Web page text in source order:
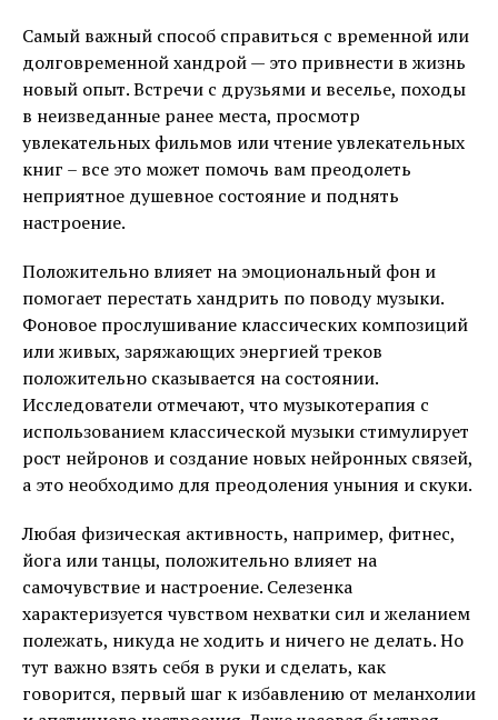
Самый важный способ справиться с временной или
долговременной хандрой — это привнести в жизнь
новый опыт. Встречи с друзьями и веселье, походы
в неизведанные ранее места, просмотр
увлекательных фильмов или чтение увлекательных
книг – все это может помочь вам преодолеть
неприятное душевное состояние и поднять
настроение.
Положительно влияет на эмоциональный фон и
помогает перестать хандрить по поводу музыки.
Фоновое прослушивание классических композиций
или живых, заряжающих энергией треков
положительно сказывается на состоянии.
Исследователи отмечают, что музыкотерапия с
использованием классической музыки стимулирует
рост нейронов и создание новых нейронных связей,
а это необходимо для преодоления уныния и скуки.
Любая физическая активность, например, фитнес,
йога или танцы, положительно влияет на
самочувствие и настроение. Селезенка
характеризуется чувством нехватки сил и желанием
полежать, никуда не ходить и ничего не делать. Но
тут важно взять себя в руки и сделать, как
говорится, первый шаг к избавлению от меланхолии